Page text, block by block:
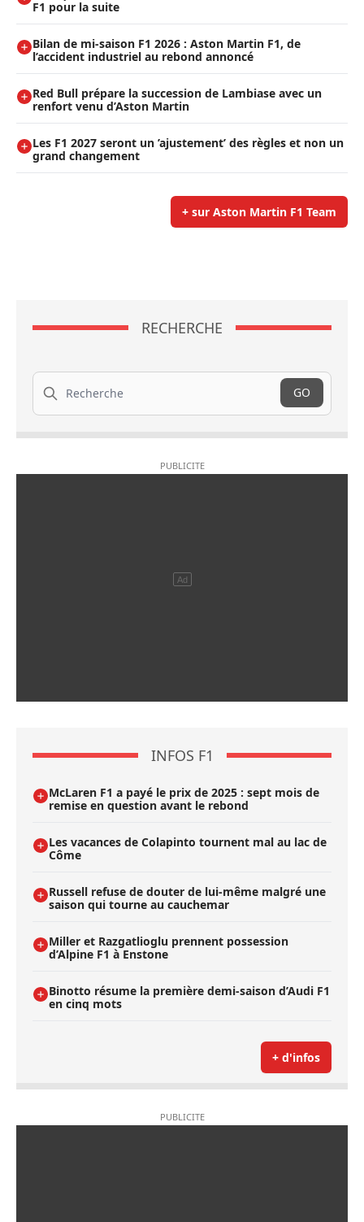
F1 pour la suite
Bilan de mi-saison F1 2026 : Aston Martin F1, de
l’accident industriel au rebond annoncé
Red Bull prépare la succession de Lambiase avec un
renfort venu d’Aston Martin
Les F1 2027 seront un ’ajustement’ des règles et non un
grand changement
+ sur Aston Martin F1 Team
RECHERCHE
Recherche
GO
INFOS F1
McLaren F1 a payé le prix de 2025 : sept mois de
remise en question avant le rebond
Les vacances de Colapinto tournent mal au lac de
Côme
Russell refuse de douter de lui-même malgré une
saison qui tourne au cauchemar
Miller et Razgatlioglu prennent possession
d’Alpine F1 à Enstone
Binotto résume la première demi-saison d’Audi F1
en cinq mots
+ d'infos